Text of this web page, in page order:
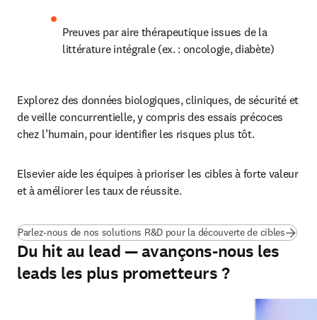
Preuves par aire thérapeutique issues de la
littérature intégrale (ex. : oncologie, diabète)
Explorez des données biologiques, cliniques, de sécurité et
de veille concurrentielle, y compris des essais précoces
chez l’humain, pour identifier les risques plus tôt.
Elsevier aide les équipes à prioriser les cibles à forte valeur
et à améliorer les taux de réussite.
Parlez-nous de nos solutions R&D pour la découverte de cibles
Du hit au lead — avançons-nous les
leads les plus prometteurs ?